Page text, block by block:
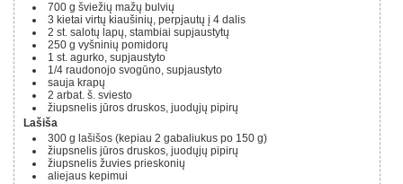
700 g šviežių mažų bulvių
3 kietai virtų kiaušinių, perpjautų į 4 dalis
2 st. salotų lapų, stambiai supjaustytų
250 g vyšninių pomidorų
1 st. agurko, supjaustyto
1/4 raudonojo svogūno, supjaustyto
sauja krapų
2 arbat. š. sviesto
žiupsnelis jūros druskos, juodųjų pipirų
Lašiša
300 g lašišos (kepiau 2 gabaliukus po 150 g)
žiupsnelis jūros druskos, juodųjų pipirų
žiupsnelis žuvies prieskonių
aliejaus kepimui